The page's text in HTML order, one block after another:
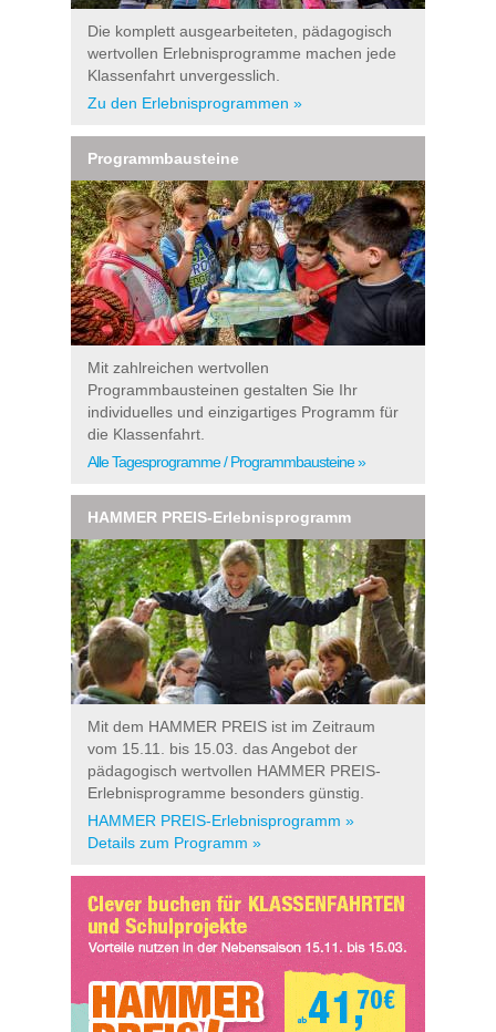
Die komplett ausgearbeiteten, pädagogisch
wertvollen Erlebnisprogramme machen jede
Klassenfahrt unvergesslich.
Zu den Erlebnisprogrammen »
Programmbausteine
Mit zahlreichen wertvollen
Programmbausteinen gestalten Sie Ihr
individuelles und einzigartiges Programm für
die Klassenfahrt.
Alle Tagesprogramme / Programmbausteine »
HAMMER PREIS-Erlebnisprogramm
Mit dem HAMMER PREIS ist im Zeitraum
vom 15.11. bis 15.03. das Angebot der
pädagogisch wertvollen HAMMER PREIS-
Erlebnisprogramme besonders günstig.
HAMMER PREIS-Erlebnisprogramm »
Details zum Programm »